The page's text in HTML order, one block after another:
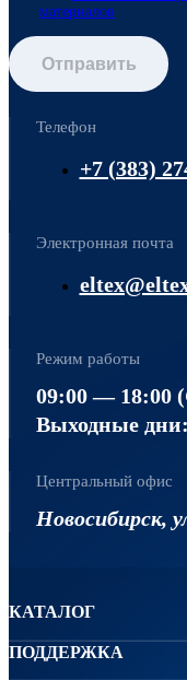
материалов
Отправить
Телефон
+7 (383)
Электронная почта
Режим работы
09:00 — 18:00
Выходные дни:
Центральный офис
Новосибирск,
КАТАЛОГ
ПОДДЕРЖКА